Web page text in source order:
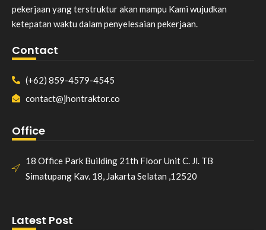
pekerjaan yang terstruktur akan mampu Kami wujudkan
ketepatan waktu dalam penyelesaian pekerjaan.
Contact
(+62) 859-4579-4545
contact@jhontraktor.co
Office
18 Office Park Building 21th Floor Unit C. Jl. TB
Simatupang Kav. 18, Jakarta Selatan ,12520
Latest Post